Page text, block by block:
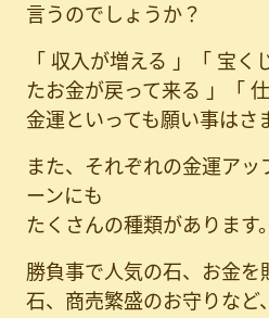
言うのでしょうか？
「 収入が増える 」「 宝く
たお金が戻って来る 」「
金運といっても願い事はさ
また、それぞれの金運アッ
ーンにも
たくさんの種類があります。
勝負事で人気の石、お金を
石、商売繁盛のお守りなど、